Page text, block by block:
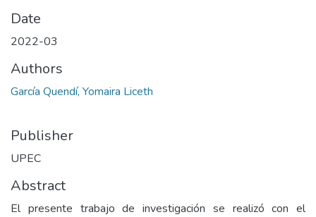
Date
2022-03
Authors
García Quendí, Yomaira Liceth
Publisher
UPEC
Abstract
El presente trabajo de investigación se realizó con el